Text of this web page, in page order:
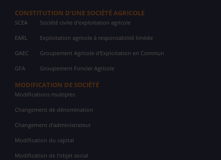
CONSTITUTION D'UNE SOCIÉTÉ AGRICOLE
SCEA Société civile d'exploitation agricole
EARL Exploitation agricole à responsabilité limitée
GAEC Groupement Agricole d'Exploitation en Commun
GFA Groupement Foncier Agricole
MODIFICATION DE SOCIÉTÉ
Modifications multiples
Changement de dénomination
Changement d'administrateur
Modification du capital
Modification de l'objet social